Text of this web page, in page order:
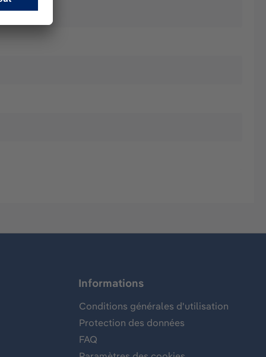
Informations
Conditions générales d'utilisation
Protection des données
FAQ